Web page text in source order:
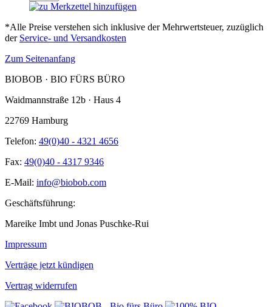
*Alle Preise verstehen sich inklusive der Mehrwertsteuer, zuzüglich
der Service- und Versandkosten
Zum Seitenanfang
BIOBOB · BIO FÜRS BÜRO
Waidmannstraße 12b · Haus 4
22769 Hamburg
Telefon: 49(0)40 - 4321 4656
Fax: 49(0)40 - 4317 9346
E-Mail: info@biobob.com
Geschäftsführung:
Mareike Imbt und Jonas Puschke-Rui
Impressum
Verträge jetzt kündigen
Vertrag widerrufen